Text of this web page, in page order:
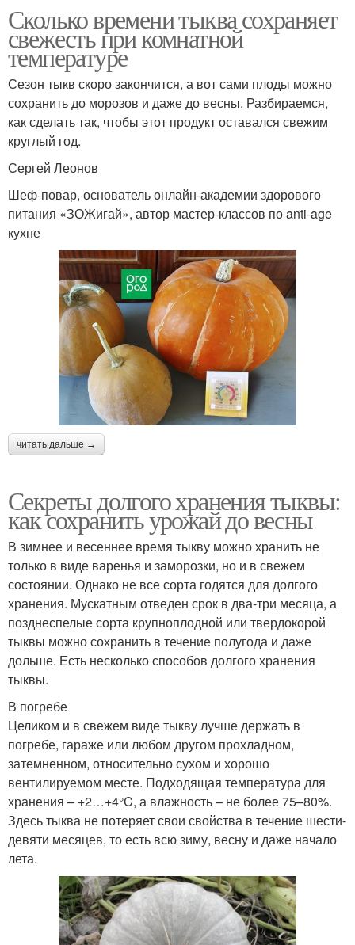
Сколько времени тыква сохраняет
свежесть при комнатной
температуре
Сезон тыкв скоро закончится, а вот сами плоды можно
сохранить до морозов и даже до весны. Разбираемся,
как сделать так, чтобы этот продукт оставался свежим
круглый год.
Сергей Леонов
Шеф-повар, основатель онлайн-академии здорового
питания «ЗОЖигай», автор мастер-классов по anti-age
кухне
читать дальше →
Секреты долгого хранения тыквы:
как сохранить урожай до весны
В зимнее и весеннее время тыкву можно хранить не
только в виде варенья и заморозки, но и в свежем
состоянии. Однако не все сорта годятся для долгого
хранения. Мускатным отведен срок в два-три месяца, а
позднеспелые сорта крупноплодной или твердокорой
тыквы можно сохранить в течение полугода и даже
дольше. Есть несколько способов долгого хранения
тыквы.
В погребе
Целиком и в свежем виде тыкву лучше держать в
погребе, гараже или любом другом прохладном,
затемненном, относительно сухом и хорошо
вентилируемом месте. Подходящая температура для
хранения – +2…+4°C, а влажность – не более 75–80%.
Здесь тыква не потеряет свои свойства в течение шести-
девяти месяцев, то есть всю зиму, весну и даже начало
лета.